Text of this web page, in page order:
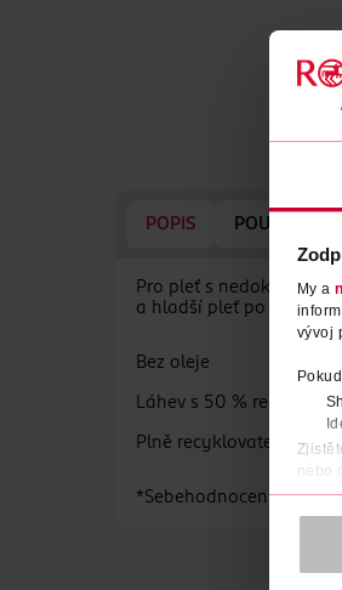
My a
vývoj
nebo
K
POPIS POUŽITÍ
Pro pleť s
a hladší pleť po 1 týdnu*.
Bez oleje
Láhev s 50 %
Plně recyklovatelný
*Sebehodnocení 67